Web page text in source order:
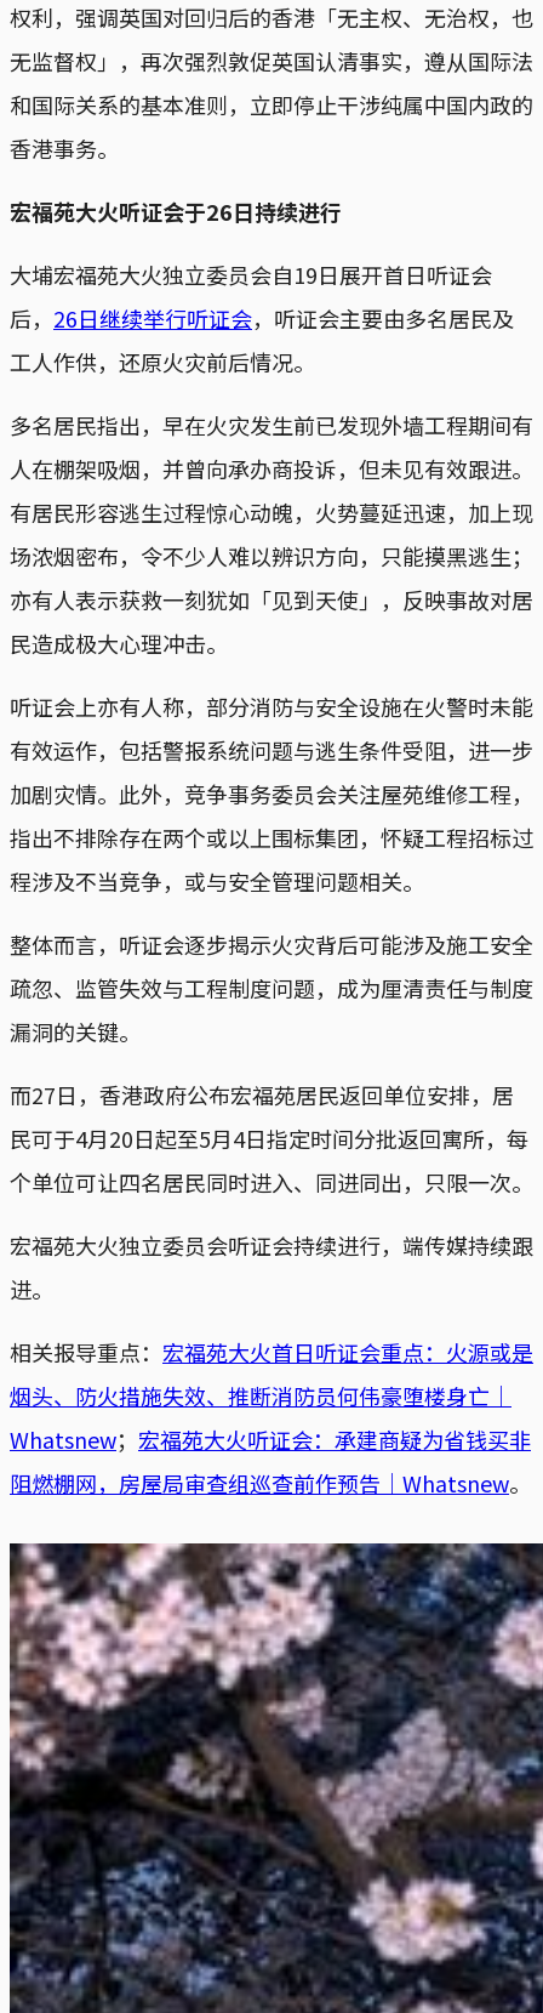
权利，强调英国对回归后的香港「无主权、无治权，也
无监督权」，再次强烈敦促英国认清事实，遵从国际法
和国际关系的基本准则，立即停止干涉纯属中国内政的
香港事务。
宏福苑大火听证会于26日持续进行
大埔宏福苑大火独立委员会自19日展开首日听证会
后， 26日继续举行听证会，听证会主要由多名居民及
工人作供，还原火灾前后情况。
多名居民指出，早在火灾发生前已发现外墙工程期间有
人在棚架吸烟，并曾向承办商投诉，但未见有效跟进。
有居民形容逃生过程惊心动魄，火势蔓延迅速，加上现
场浓烟密布，令不少人难以辨识方向，只能摸黑逃生；
亦有人表示获救一刻犹如「见到天使」，反映事故对居
民造成极大心理冲击。
听证会上亦有人称，部分消防与安全设施在火警时未能
有效运作，包括警报系统问题与逃生条件受阻，进一步
加剧灾情。此外，竞争事务委员会关注屋苑维修工程，
指出不排除存在两个或以上围标集团，怀疑工程招标过
程涉及不当竞争，或与安全管理问题相关。
整体而言，听证会逐步揭示火灾背后可能涉及施工安全
疏忽、监管失效与工程制度问题，成为厘清责任与制度
漏洞的关键。
而27日，香港政府公布宏福苑居民返回单位安排，居
民可于4月20日起至5月4日指定时间分批返回寓所，每
个单位可让四名居民同时进入、同进同出，只限一次。
宏福苑大火独立委员会听证会持续进行，端传媒持续跟
进。
相关报导重点： 宏福苑大火首日听证会重点：火源或是
烟头、防火措施失效、推断消防员何伟豪堕楼身亡｜
Whatsnew； 宏福苑大火听证会：承建商疑为省钱买非
阻燃棚网，房屋局审查组巡查前作预告｜Whatsnew。